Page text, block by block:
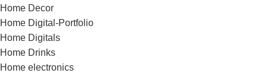
Home Decor
Home Digital-Portfolio
Home Digitals
Home Drinks
Home electronics